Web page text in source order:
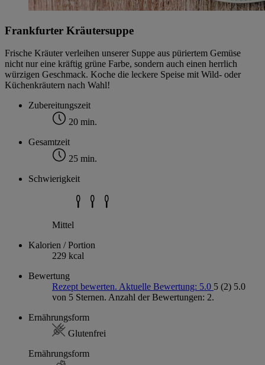
Frankfurter Kräutersuppe
Frische Kräuter verleihen unserer Suppe aus püriertem Gemüse
nicht nur eine kräftig grüne Farbe, sondern auch einen herrlich
würzigen Geschmack. Koche die leckere Speise mit Wild- oder
Küchenkräutern nach Wahl!
Zubereitungszeit
20 min.
Gesamtzeit
25 min.
Schwierigkeit
Mittel
Kalorien / Portion
229 kcal
Bewertung
Rezept bewerten. Aktuelle Bewertung: 5.0 5 (2) 5.0
von 5 Sternen. Anzahl der Bewertungen: 2.
Ernährungsform
Glutenfrei
Ernährungsform